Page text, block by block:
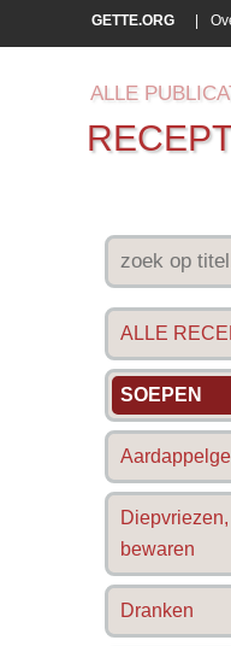
GETTE.ORG
ALLE
ALLE
SOEPEN
bewaren
Dranken